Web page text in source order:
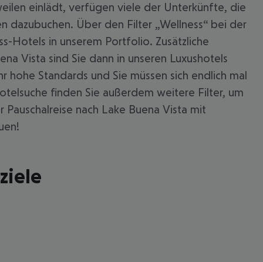
einlädt, verfügen viele der Unterkünfte, die
dazubuchen. Über den Filter „Wellness“ bei der
Hotels in unserem Portfolio. Zusätzliche
Vista sind Sie dann in unseren Luxushotels
Standards und Sie müssen sich endlich mal
finden Sie außerdem weitere Filter, um
nach Lake Buena Vista mit